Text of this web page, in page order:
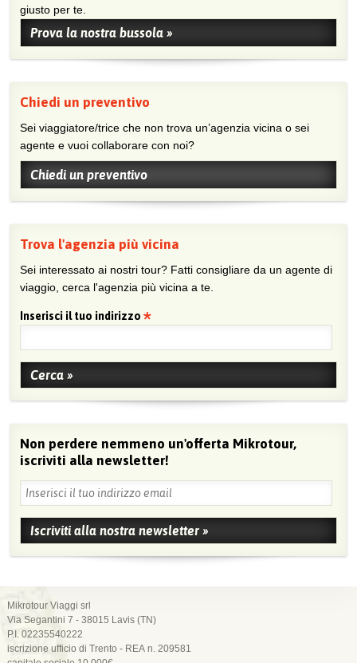
giusto per te.
Prova la nostra bussola »
Chiedi un preventivo
Sei viaggiatore/trice che non trova un’agenzia vicina o sei
agente e vuoi collaborare con noi?
Chiedi un preventivo
Trova l'agenzia più vicina
Sei interessato ai nostri tour? Fatti consigliare da un agente di
viaggio, cerca l'agenzia più vicina a te.
Inserisci il tuo indirizzo
Non perdere nemmeno un'offerta Mikrotour,
iscriviti alla newsletter!
Mikrotour Viaggi srl
Via Segantini 7 - 38015 Lavis (TN)
P.I. 02235540222
iscrizione ufficio di Trento - REA n. 209581